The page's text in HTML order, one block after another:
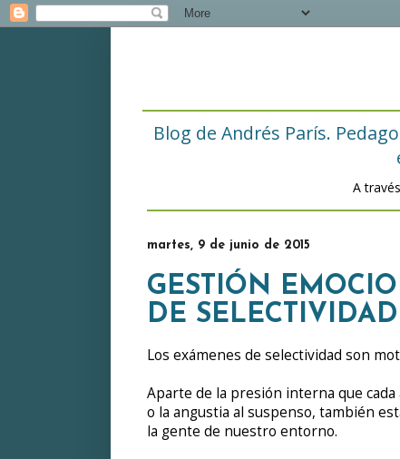
Blog de Andrés París.
A
martes, 9 de junio de 2015
GESTIÓN
DE SELECTIVIDAD
Los exámenes de selectividad son
Aparte de la presión interna que
o la angustia al suspenso, también
la gente de nuestro entorno.